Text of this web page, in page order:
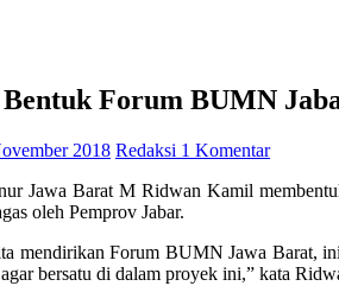
Forum BUMN
2018 Redaksi 1 Komentar
Jawa Barat M Ridwan Kamil
oleh Pemprov Jabar.
mendirikan Forum BUMN Jawa Barat,
bersatu di dalam proyek ini,” kata